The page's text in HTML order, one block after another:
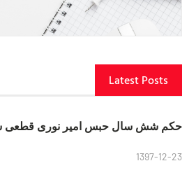
Latest Posts
حکم شش سال حبس امیر نوری قطعی
1397-12-23